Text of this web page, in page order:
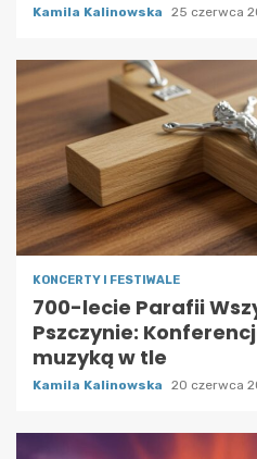
Kamila Kalinowska 25 czerwca
KONCERTY I FESTIWALE
700-lecie Parafii
Pszczynie:
muzyką w tle
Kamila Kalinowska 20 czerwca